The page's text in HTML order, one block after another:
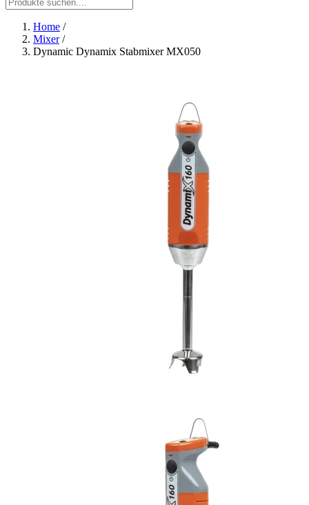
Home /
Mixer/
Dynamic Dynamix Stabmixer MX050